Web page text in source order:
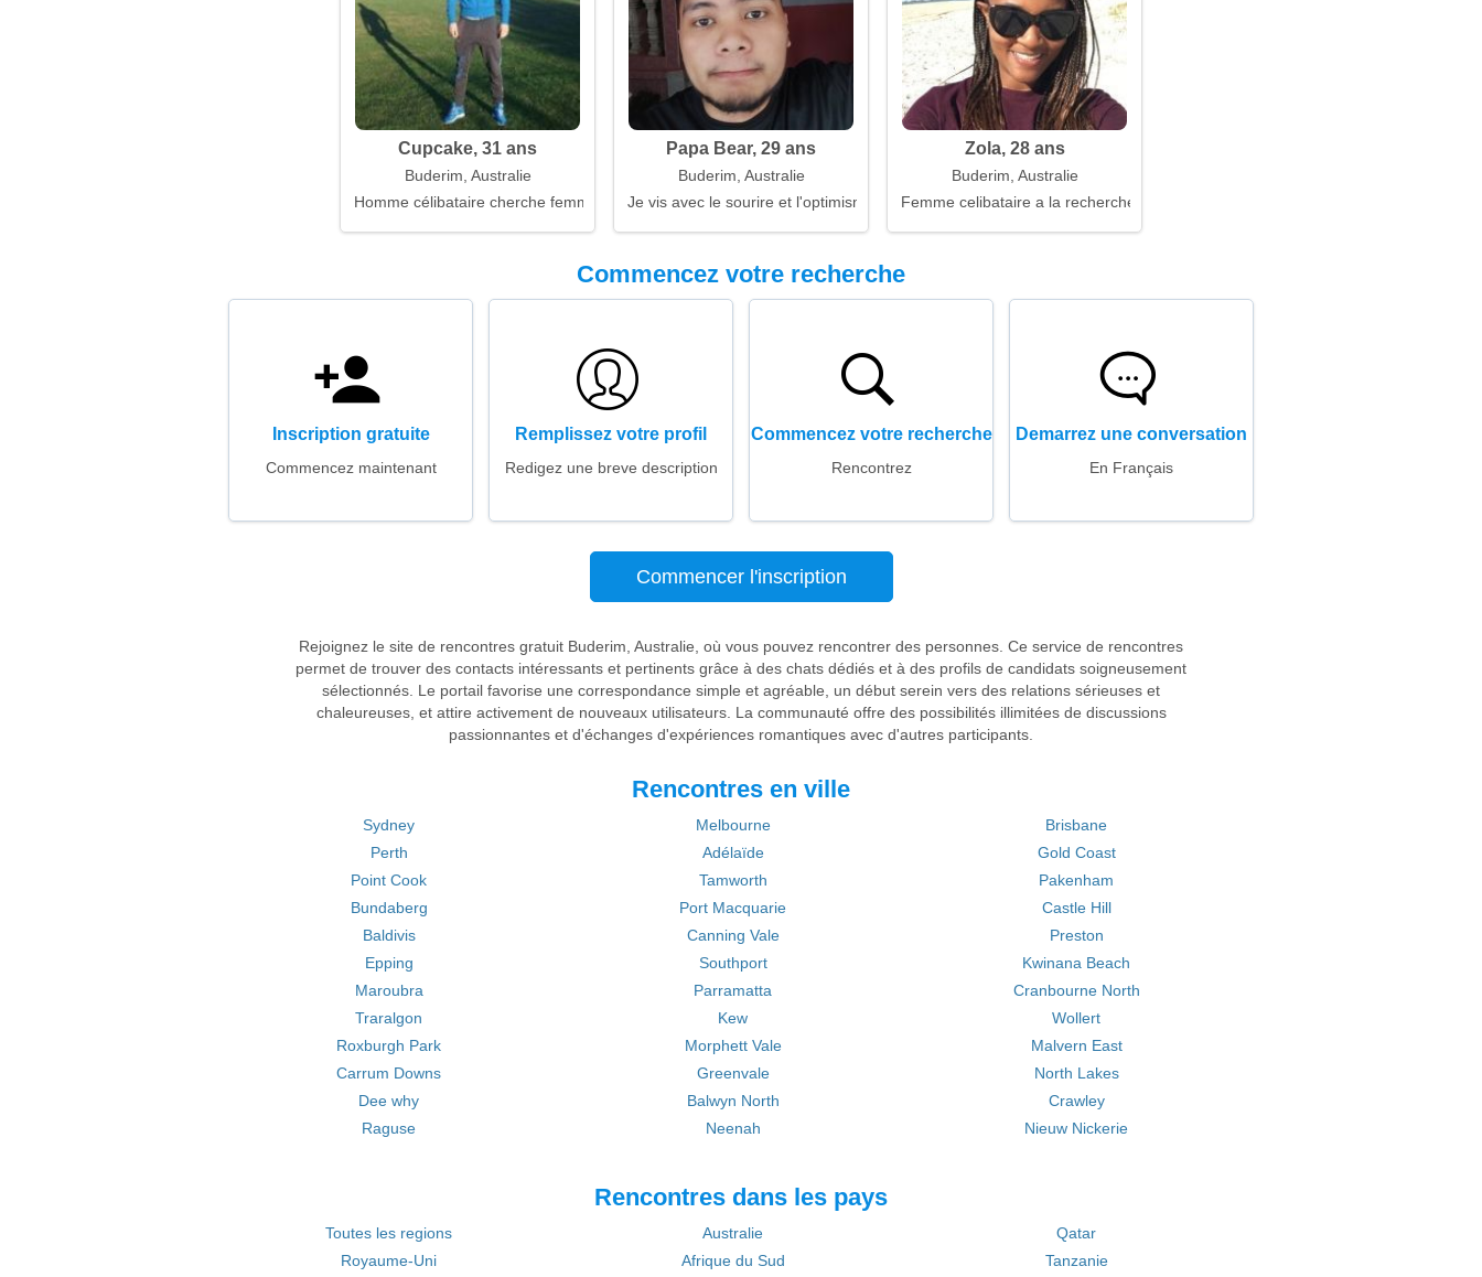
Cupcake, 31 ans
Buderim, Australie
Homme célibataire cherche femme
Papa Bear, 29 ans
Buderim, Australie
Je vis avec le sourire et l'optimisme
Zola, 28 ans
Buderim, Australie
Femme celibataire a la recherche d'un mari
Commencez votre recherche
Inscription gratuite
Commencez maintenant
Remplissez votre profil
Redigez une breve description
Commencez votre recherche
Rencontrez
Demarrez une conversation
En Français
Commencer l'inscription
Rejoignez le site de rencontres gratuit Buderim, Australie, où vous pouvez rencontrer des personnes. Ce service de rencontres
permet de trouver des contacts intéressants et pertinents grâce à des chats dédiés et à des profils de candidats soigneusement
sélectionnés. Le portail favorise une correspondance simple et agréable, un début serein vers des relations sérieuses et
chaleureuses, et attire activement de nouveaux utilisateurs. La communauté offre des possibilités illimitées de discussions
passionnantes et d'échanges d'expériences romantiques avec d'autres participants.
Rencontres en ville
Sydney Melbourne
Brisbane
Perth
Adélaïde
Gold Coast
Point Cook
Tamworth
Pakenham
Bundaberg
Port Macquarie
Castle Hill
Baldivis
Canning Vale
Preston
Epping
Southport
Kwinana Beach
Maroubra
Parramatta
Cranbourne North
Traralgon
Kew
Wollert
Roxburgh Park
Morphett Vale
Malvern East
Carrum Downs
Greenvale
North Lakes
Dee why
Balwyn North
Crawley
Raguse
Neenah Nieuw Nickerie
Rencontres dans les pays
Toutes les regions Australie
Qatar
Royaume-Uni
Afrique du Sud Tanzanie